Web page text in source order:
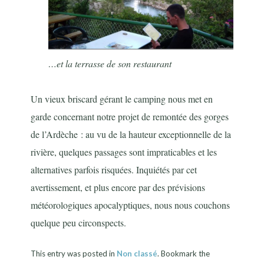
…et la terrasse de son restaurant
Un vieux briscard gérant le camping nous met en
garde concernant notre projet de remontée des gorges
de l’Ardèche : au vu de la hauteur exceptionnelle de la
rivière, quelques passages sont impraticables et les
alternatives parfois risquées. Inquiétés par cet
avertissement, et plus encore par des prévisions
météorologiques apocalyptiques, nous nous couchons
quelque peu circonspects.
This entry was posted in Non classé. Bookmark the